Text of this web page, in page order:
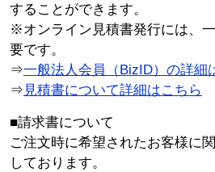
することができます。
※オンライン見積書発行には、
要です。
⇒一般法人会員（BizID）の詳細
⇒ 見積書について詳細はこちら
■請求書について
ご注文時に希望されたお客様に
しております。